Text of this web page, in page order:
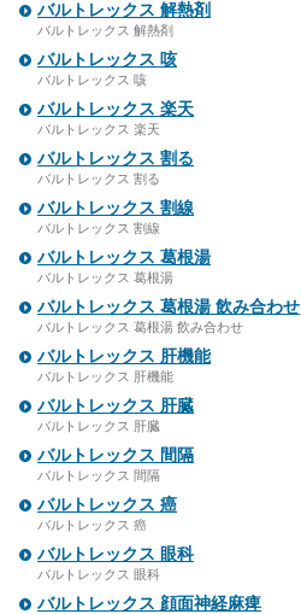
バルトレックス 解熱剤
バルトレックス 解熱剤
バルトレックス 咳
バルトレックス 咳
バルトレックス 楽天
バルトレックス 楽天
バルトレックス 割る
バルトレックス 割る
バルトレックス 割線
バルトレックス 割線
バルトレックス 葛根湯
バルトレックス 葛根湯
バルトレックス 葛根湯 飲み合わせ
バルトレックス 葛根湯 飲み合わせ
バルトレックス 肝機能
バルトレックス 肝機能
バルトレックス 肝臓
バルトレックス 肝臓
バルトレックス 間隔
バルトレックス 間隔
バルトレックス 癌
バルトレックス 癌
バルトレックス 眼科
バルトレックス 眼科
バルトレックス 顔面神経麻痺